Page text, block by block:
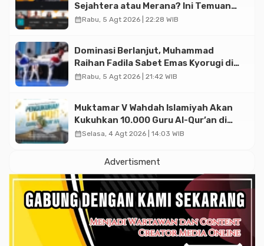
Sejahtera atau Merana? Ini Temuan
Diskusi Paramadina
calendar_monthRabu, 5 Agt 2026 | 22:28 WIB
Dominasi Berlanjut, Muhammad
Raihan Fadila Sabet Emas Kyorugi di
Asian Taekwondo Indonesia Open
calendar_monthRabu, 5 Agt 2026 | 21:42 WIB
Muktamar V Wahdah Islamiyah Akan
Kukuhkan 10.000 Guru Al-Qur’an di
Masjid Istiqlal
calendar_monthSelasa, 4 Agt 2026 | 14:03 WIB
Advertisment